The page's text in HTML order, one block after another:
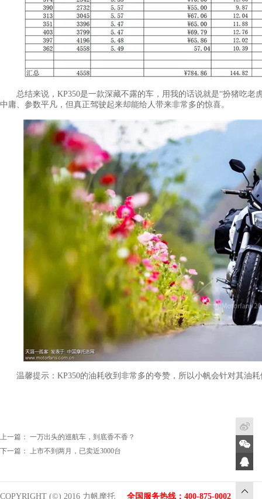
总结来说，KP350是一款深藏不露的车，用我的话说就是“扮猪吃老
中庸、参数平凡，但真正驾驶起来却能给人带来非常多的惊喜。
温馨提示：KP350的油耗收到非常多的夸赞，所以小帆会针对其油耗
上一篇： 一万出头的巡航车，到底香不香？
下一篇： 上市不到两月，已卖近3000台
COPYRIGHT (©) 2016 力帆摩托 全国服务热线：400-875-0002